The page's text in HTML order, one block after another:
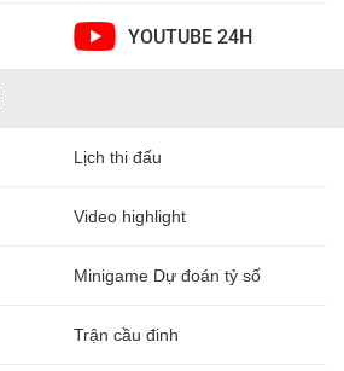
YOUTUBE 24H
Lịch thi đấu
Video highlight
Minigame Dự đoán tỷ số
Trận cầu đinh